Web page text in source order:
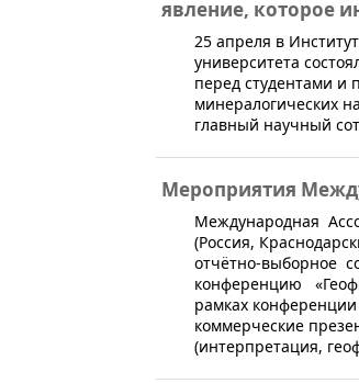
явление, которое
25 апреля в
университета
перед студентами и
минералогических
главный научный
Мероприятия
​Международная
(Россия,
отчётно-выборное
конференцию
рамках
коммерческие
(интерпретация,